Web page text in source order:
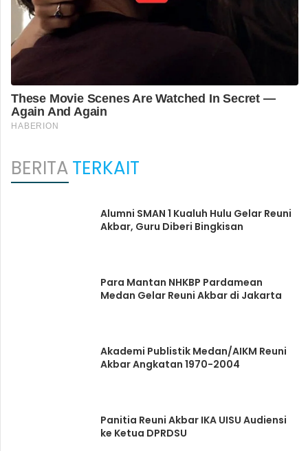
BERITATERKAIT
Alumni SMAN 1 Kualuh Hulu Gelar Reuni
Akbar, Guru Diberi Bingkisan
Para Mantan NHKBP Pardamean
Medan Gelar Reuni Akbar di Jakarta
Akademi Publistik Medan/AIKM Reuni
Akbar Angkatan 1970-2004
Panitia Reuni Akbar IKA UISU Audiensi
ke Ketua DPRDSU